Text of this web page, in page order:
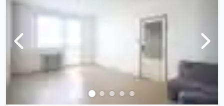
Přehled realitních makléřů
Co říkají naši zákazníci